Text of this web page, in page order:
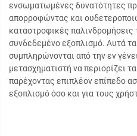
ενσωματωμένες δυνατότητες
απορροφώντας και
καταστροφικές παλινδρομήσεις
συνδεδεμένο εξοπλισμό. Αυτά
συμπληρώνονται από την εν
μετασχηματιστή να περιορίζει
παρέχοντας επιπλέον επίπεδο
εξοπλισμό όσο και για τους